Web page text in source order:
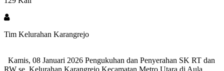
Tim Kelurahan Karangrejo
Kamis, 08 Januari 2026 Pengukuhan dan Penyerahan SK RT dan
RW se_Kelurahan Karangrejo Kecamatan Metro Utara di Aula